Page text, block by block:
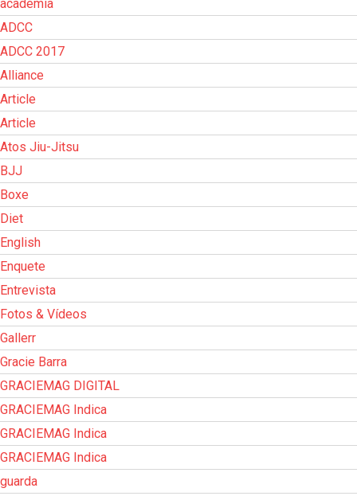
academia
ADCC
ADCC 2017
Alliance
Article
Article
Atos Jiu-Jitsu
BJJ
Boxe
Diet
English
Enquete
Entrevista
Fotos & Vídeos
Gallerr
Gracie Barra
GRACIEMAG DIGITAL
GRACIEMAG Indica
GRACIEMAG Indica
GRACIEMAG Indica
guarda